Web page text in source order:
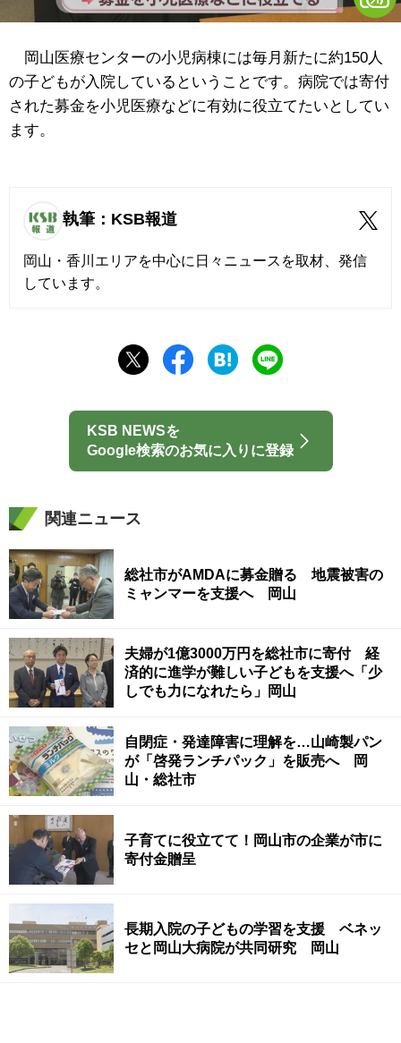
岡山医療センターの小児病棟には毎月新たに約150人
の子どもが入院しているということです。病院では寄付
された募金を小児医療などに有効に役立てたいとしてい
ます。
執筆：KSB報道
岡山・香川エリアを中心に日々ニュースを取材、発信
しています。
KSB NEWSを
Google検索のお気に入りに登録
関連ニュース
総社市がAMDAに募金贈る 地震被害の
ミャンマーを支援へ 岡山
夫婦が1億3000万円を総社市に寄付 経
済的に進学が難しい子どもを支援へ「少
しでも力になれたら」岡山
自閉症・発達障害に理解を…山崎製パン
が「啓発ランチパック」を販売へ 岡
山・総社市
子育てに役立てて！岡山市の企業が市に
寄付金贈呈
長期入院の子どもの学習を支援 ベネッ
セと岡山大病院が共同研究 岡山